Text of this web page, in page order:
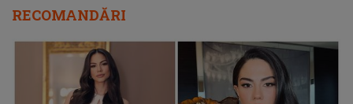
RECOMANDĂRI